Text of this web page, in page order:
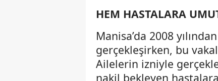
HEM HASTALARA
Manisa’da 2008
gerçekleşirken, bu
Ailelerin izniyle
nakil bekleyen